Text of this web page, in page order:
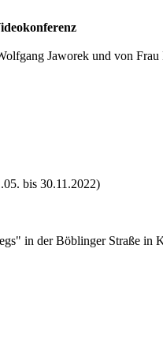
Jaworek und von
bis 30.11.2022)
in der Böblinger Straße